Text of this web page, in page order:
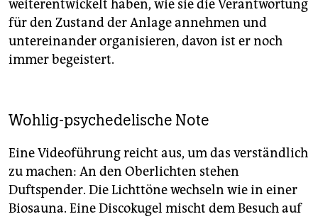
weiterentwickelt haben, wie sie die Verantwortung
für den Zustand der Anlage annehmen und
untereinander organisieren, davon ist er noch
immer begeistert.
Wohlig-psychedelische Note
Eine Videoführung reicht aus, um das verständlich
zu machen: An den Oberlichten stehen
Duftspender. Die Lichttöne wechseln wie in einer
Biosauna. Eine Discokugel mischt dem Besuch auf